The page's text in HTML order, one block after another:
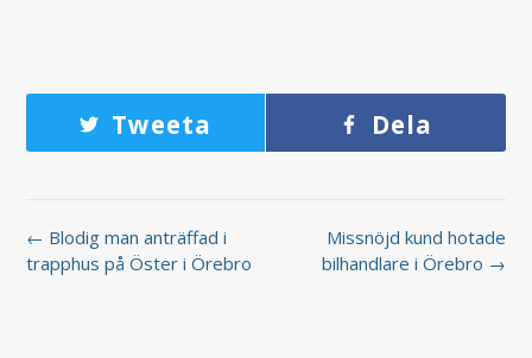
Tweeta Dela
← Blodig man anträffad i
trapphus på Öster i Örebro
Missnöjd kund hotade
bilhandlare i Örebro →